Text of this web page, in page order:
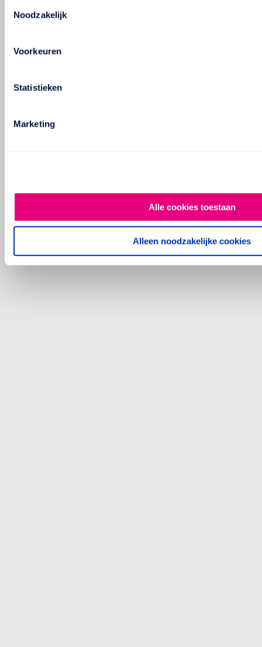
Noodzakelijk
Voorkeuren
Statistieken
Marketing
Alle cookies toestaan
Alleen noodzakelijke cookies